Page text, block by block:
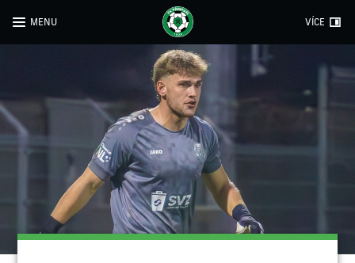
MENU VÍCE